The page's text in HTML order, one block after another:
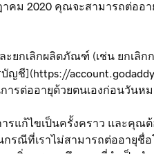
คม 2020 คุณจะสามารถต่อ
กเลิกผลิตภัณฑ์ (เช่น ยกเลิก
ญชี](https://
รต่ออายุด้วยตนเองก่อนวันห
รแก้ไขเป็นครั้งคราว และคุ
รณีที่เราไม่สามารถต่ออายุ